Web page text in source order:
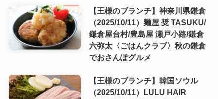
【王様のブランチ】神奈川県鎌倉
（2025/10/11）麺屋 奨 TASUKU/
鎌倉屋台村/豊島屋 瀬戸小路/鎌倉
六弥太〈ごはんクラブ〉秋の鎌倉
でおさんぽグルメ
【王様のブランチ】韓国ソウル
（2025/10/11）LULU HAIR